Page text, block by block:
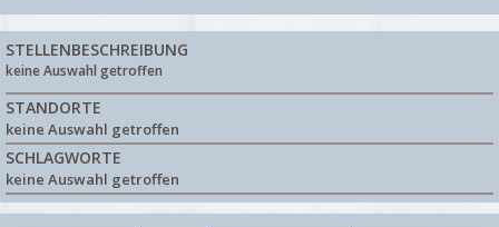
STELLENBESCHREIBUNG
keine Auswahl getroffen
STANDORTE
keine Auswahl getroffen
SCHLAGWORTE
keine Auswahl getroffen